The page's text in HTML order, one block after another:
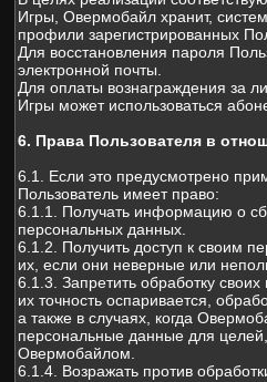
Игры, Овермобайл хранит,
профили зарегистрированных
Для восстановления пароля
электронной почты.
Для оплаты вознаграждения за
Игры может использоваться
6. Права Пользователя в
6.1. Если это предусмотрено
Пользователь имеет право:
6.1.1. Получать информацию о
персональных данных.
6.1.2. Получить доступ к своим
их, если они неверные или
6.1.3. Запретить обработку
их точность оспаривается,
а также в случаях, когда
персональные данные для
Овермобайлом.
6.1.4. Возражать против